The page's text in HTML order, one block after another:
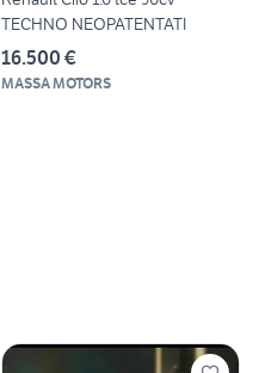
TECHNO NEOPATENTATI
16.500 €
MASSA MOTORS